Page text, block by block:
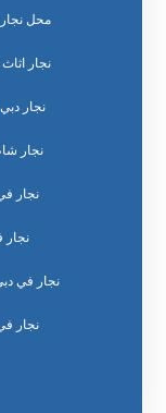
محل
نجار
نجار
نجار
نجار
نجار
نجار في
نجار